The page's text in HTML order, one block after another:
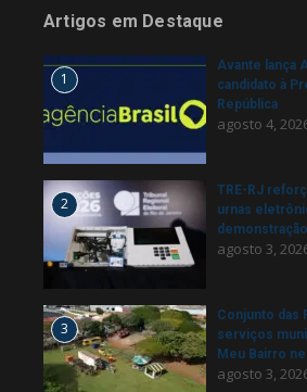
Artigos em Destaque
1
Avante lança
candidato à
República
agosto 4,
2
TRE-RJ
urnas
agosto 3,
3
Conjunto das
serviços
Meu Bairro
agosto 3,